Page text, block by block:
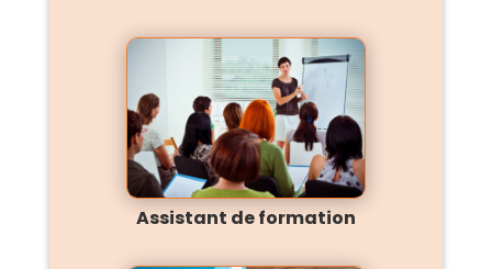
Assistant de formation